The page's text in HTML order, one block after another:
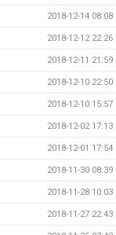
2018-12-14 08:08
2018-12-12 22:26
2018-12-11 21:59
2018-12-10 22:50
2018-12-10 15:57
2018-12-02 17:13
2018-12-01 17:54
2018-11-30 08:39
2018-11-28 10:03
2018-11-27 22:43